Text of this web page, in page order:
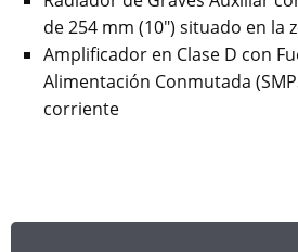
de 254 mm (10") situado en la
Amplificador en Clase D con
Alimentación Conmutada
corriente